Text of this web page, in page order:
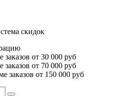
скидок
от 30 000 руб
от 70 000 руб
заказов от 150 000 руб